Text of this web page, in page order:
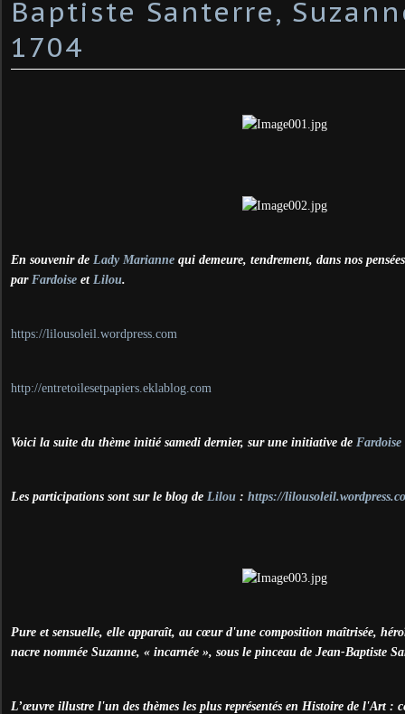
Baptiste Santerre,
1704
En souvenir de Lady Marianne qui demeure, tendrement, dans nos
par Fardoise et Lilou.
https://lilousoleil.wordpress.com
http://entretoilesetpapiers.eklablog.com
Voici la suite du thème initié samedi dernier, sur une initiative de Fardoise
Les participations sont sur le blog de Lilou : https://
Pure et sensuelle, elle apparaît, au cœur d'une composition maîtrisée,
nacre nommée Suzanne, « incarnée », sous le pinceau de Jean-Baptiste
L’œuvre illustre l'un des thèmes les plus représentés en Histoire de l'Art :